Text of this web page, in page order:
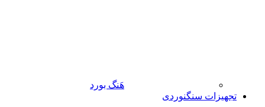
هَنگ بورد
تجهیزات سنگنوردی